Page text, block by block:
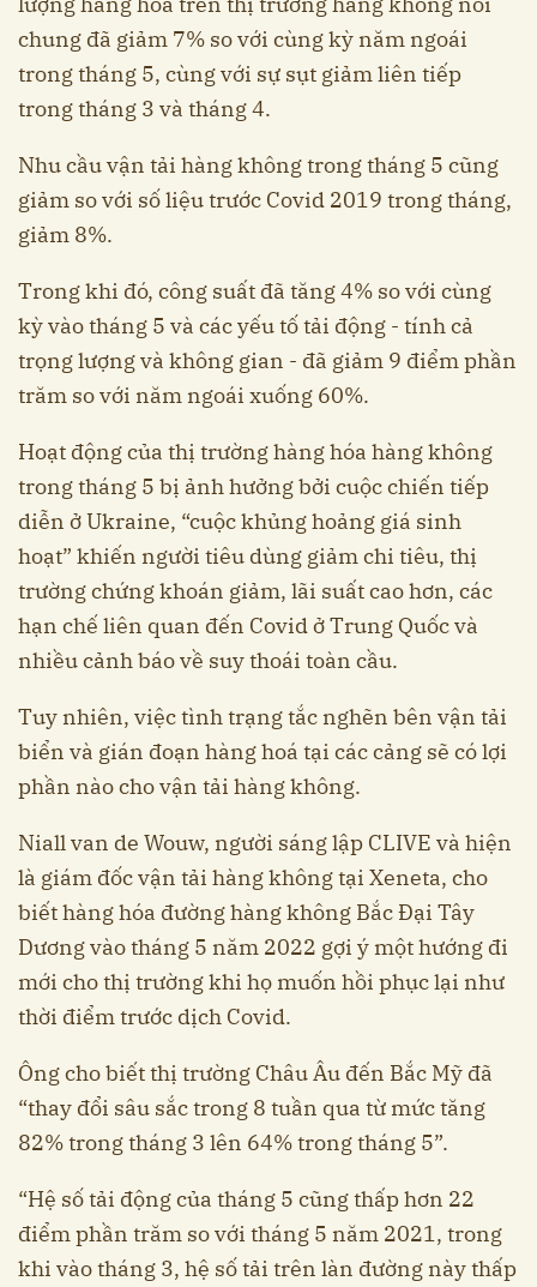
chung đã giảm 7% so với cùng kỳ năm ngoái
trong tháng 5, cùng với sự sụt giảm liên tiếp
trong tháng 3 và tháng 4.
Nhu cầu vận tải hàng không trong tháng 5 cũng
giảm so với số liệu trước Covid 2019 trong tháng,
giảm 8%.
Trong khi đó, công suất đã tăng 4% so với cùng
kỳ vào tháng 5 và các yếu tố tải động - tính cả
trọng lượng và không gian - đã giảm 9 điểm phần
trăm so với năm ngoái xuống 60%.
Hoạt động của thị trường hàng hóa hàng không
trong tháng 5 bị ảnh hưởng bởi cuộc chiến tiếp
diễn ở Ukraine, “cuộc khủng hoảng giá sinh
hoạt” khiến người tiêu dùng giảm chi tiêu, thị
trường chứng khoán giảm, lãi suất cao hơn, các
hạn chế liên quan đến Covid ở Trung Quốc và
nhiều cảnh báo về suy thoái toàn cầu.
Tuy nhiên, việc tình trạng tắc nghẽn bên vận tải
biển và gián đoạn hàng hoá tại các cảng sẽ có lợi
phần nào cho vận tải hàng không.
Niall van de Wouw, người sáng lập CLIVE và hiện
là giám đốc vận tải hàng không tại Xeneta, cho
biết hàng hóa đường hàng không Bắc Đại Tây
Dương vào tháng 5 năm 2022 gợi ý một hướng đi
mới cho thị trường khi họ muốn hồi phục lại như
thời điểm trước dịch Covid.
Ông cho biết thị trường Châu Âu đến Bắc Mỹ đã
“thay đổi sâu sắc trong 8 tuần qua từ mức tăng
82% trong tháng 3 lên 64% trong tháng 5”.
“Hệ số tải động của tháng 5 cũng thấp hơn 22
điểm phần trăm so với tháng 5 năm 2021, trong
khi vào tháng 3, hệ số tải trên làn đường này thấp